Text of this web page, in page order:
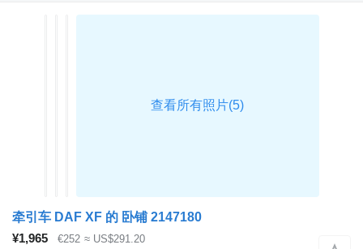
牵引车 DAF XF 的 卧铺 2147180
¥1,965
€252 ≈ US$291.20